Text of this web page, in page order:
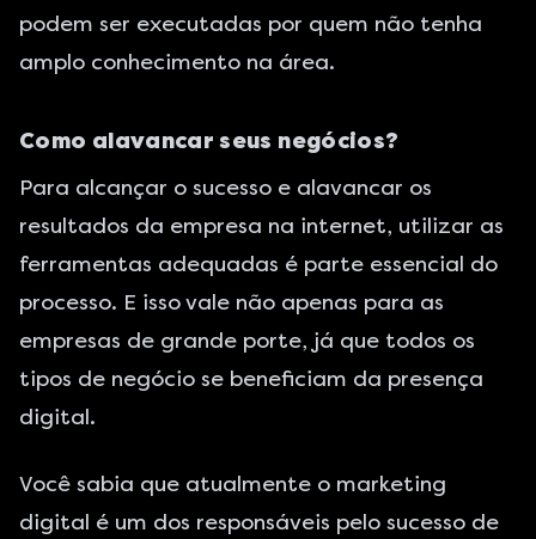
podem ser executadas por quem não tenha
amplo conhecimento na área.
Como alavancar seus negócios?
Para alcançar o sucesso e alavancar os
resultados da empresa na internet, utilizar as
ferramentas adequadas é parte essencial do
processo. E isso vale não apenas para as
empresas de grande porte, já que todos os
tipos de negócio se beneficiam da presença
digital.
Você sabia que atualmente o marketing
digital é um dos responsáveis pelo sucesso de